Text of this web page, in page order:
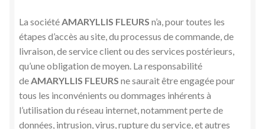
La sociétéAMARYLLIS FLEURS n’a, pour toutes les
étapes d’accès au site, du processus de commande, de
livraison, de service client ou des services postérieurs,
qu’une obligation de moyen. La responsabilité
deAMARYLLIS FLEURS ne saurait être engagée pour
tous les inconvénients ou dommages inhérents à
l’utilisation du réseau internet, notamment perte de
données, intrusion, virus, rupture du service, et autres